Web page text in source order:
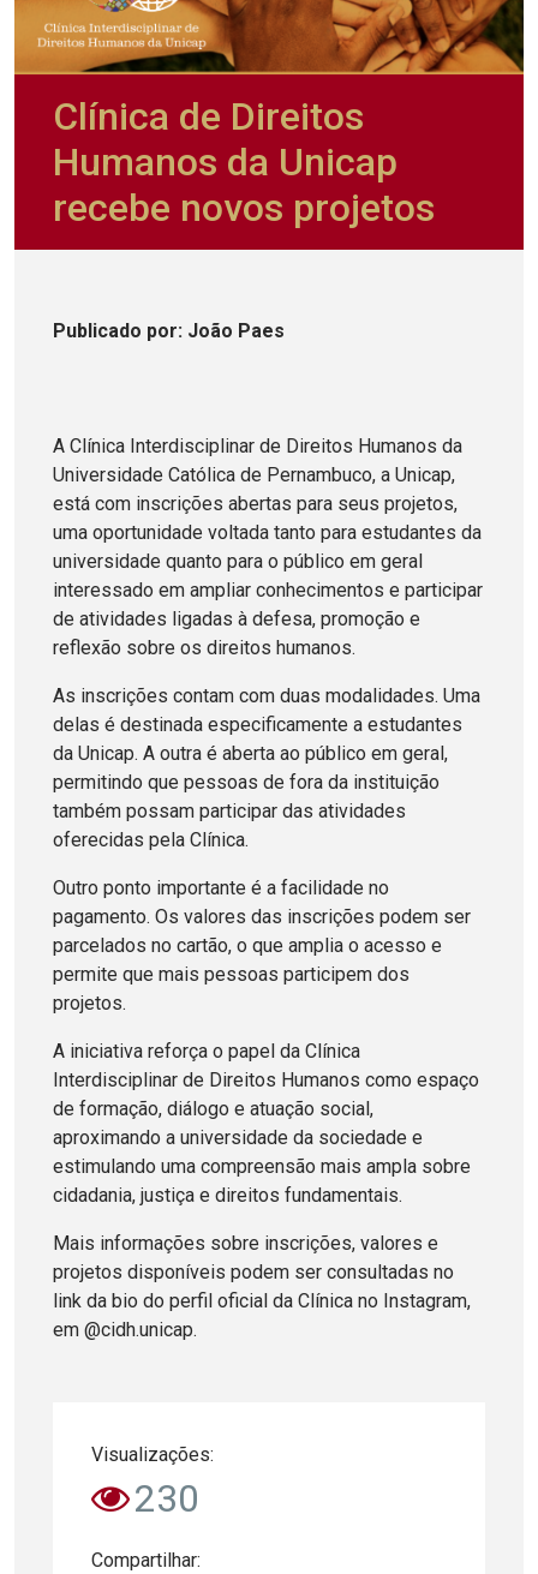
Clínica de Direitos
Humanos da Unicap
recebe novos projetos
Publicado por: João Paes
A Clínica Interdisciplinar de Direitos Humanos da
Universidade Católica de Pernambuco, a Unicap,
está com inscrições abertas para seus projetos,
uma oportunidade voltada tanto para estudantes da
universidade quanto para o público em geral
interessado em ampliar conhecimentos e participar
de atividades ligadas à defesa, promoção e
reflexão sobre os direitos humanos.
As inscrições contam com duas modalidades. Uma
delas é destinada especificamente a estudantes
da Unicap. A outra é aberta ao público em geral,
permitindo que pessoas de fora da instituição
também possam participar das atividades
oferecidas pela Clínica.
Outro ponto importante é a facilidade no
pagamento. Os valores das inscrições podem ser
parcelados no cartão, o que amplia o acesso e
permite que mais pessoas participem dos
projetos.
A iniciativa reforça o papel da Clínica
Interdisciplinar de Direitos Humanos como espaço
de formação, diálogo e atuação social,
aproximando a universidade da sociedade e
estimulando uma compreensão mais ampla sobre
cidadania, justiça e direitos fundamentais.
Mais informações sobre inscrições, valores e
projetos disponíveis podem ser consultadas no
link da bio do perfil oficial da Clínica no Instagram,
em @cidh.unicap.
Visualizações:
230
Compartilhar: